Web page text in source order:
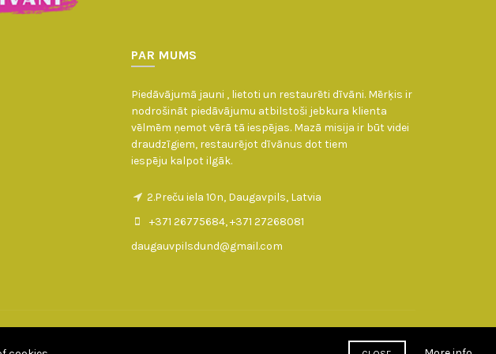
PAR MUMS
Piedāvājumā jauni , lietoti un restaurēti dīvāni. Mērķis ir
nodrošināt piedāvājumu atbilstoši jebkura klienta
vēlmēm ņemot vērā tā iespējas. Mazā misija ir būt videi
draudzīgiem, restaurējot dīvānus dot tiem
iespēju kalpot ilgāk.
2.Preču iela 10n, Daugavpils, Latvia
+371 26775684, +371 27268081
daugauvpilsdund@gmail.com